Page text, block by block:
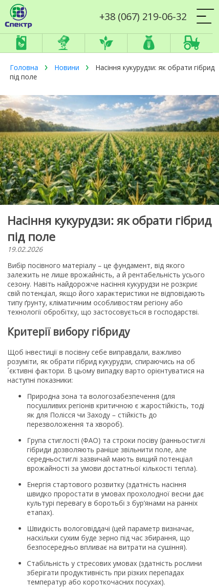
+38 (067) 219-06-32
Головна Новини
Насіння кукурудзи: як обрати гібрид
під поле
Насіння кукурудзи: як обрати гібрид
під поле
19.02.2026
Вибір посівного матеріалу – це фундамент, від якого
залежить не лише врожайність, а й рентабельність усього
сезону. Навіть найдорожче насіння кукурудзи не розкриє
свій потенціал, якщо його характеристики не відповідають
типу ґрунту, кліматичним особливостям регіону або
технології обробітку, що застосовується в господарстві.
Критерії вибору гібриду
Щоб інвестиції в посівну себе виправдали, важливо
розуміти, як обрати гібрид кукурудзи, спираючись на об
´єктивні фактори. В цьому випадку варто орієнтуватися на
наступні показники:
Природна зона та вологозабезпечення (для
посушливих регіонів критичною є жаростійкість, тоді
як для Полісся чи Заходу – стійкість до
перезволоження та хвороб).
Група стиглості (ФАО) та строки посіву (ранньостиглі
гібриди дозволяють раніше звільнити поле, але
середньостиглі зазвичай мають вищий потенціал
врожайності за умови достатньої кількості тепла).
Енергія стартового розвитку (здатність насіння
швидко проростати в умовах прохолодної весни дає
культурі перевагу в боротьбі з бур’янами на ранніх
етапах).
Швидкість вологовіддачі (цей параметр визначає,
наскільки сухим буде зерно під час збирання, що
безпосередньо впливає на витрати на сушіння).
Стабільність у стресових умовах (здатність рослини
зберігати продуктивність при різких перепадах
температур або короткочасних посухах).